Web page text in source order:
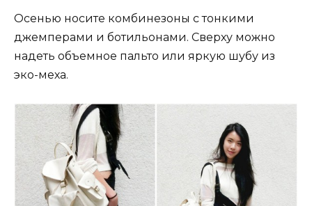
Осенью носите комбинезоны с тонкими
джемперами и ботильонами. Сверху можно
надеть объемное пальто или яркую шубу из
эко-меха.